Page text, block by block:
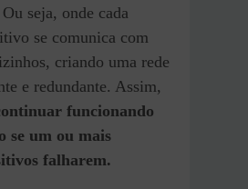
seja, onde cada
se comunica com
criando uma rede
e redundante. Assim,
funcionando
se um ou mais
falharem.